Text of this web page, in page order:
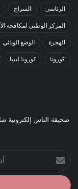
الرئاسي السراج
المركز الوطني لمكافحة
الهجرة الوضع الوبائي
كورونا كورونا ليبيا
صحيقة الناس إلكترونية
بريدك
الإلكتروني